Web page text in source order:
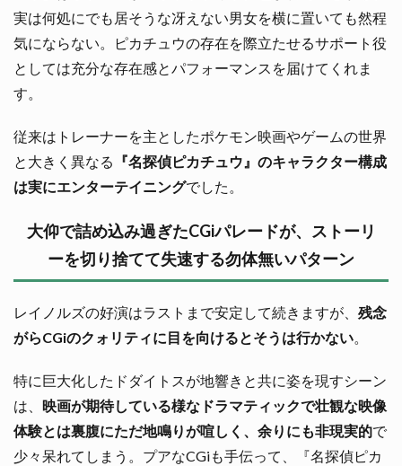
実は何処にでも居そうな冴えない男女を横に置いても然程
気にならない。ピカチュウの存在を際立たせるサポート役
としては充分な存在感とパフォーマンスを届けてくれま
す。
従来はトレーナーを主としたポケモン映画やゲームの世界
と大きく異なる 『名探偵ピカチュウ』のキャラクター構成
は実にエンターテイニングでした。
大仰で詰め込み過ぎたCGiパレードが、ストーリ
ーを切り捨てて失速する勿体無いパターン
レイノルズの好演はラストまで安定して続きますが、 残念
がらCGiのクォリティに目を向けるとそうは行かない
特に巨大化したドダイトスが地響きと共に姿を現すシーン
は、 映画が期待している様なドラマティックで壮観な映像
体験とは裏腹にただ地鳴りが喧しく、余りにも非現実的で
少々呆れてしまう。プアなCGiも手伝って、『名探偵ピカ